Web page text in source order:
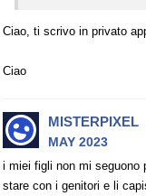
Ciao, ti scrivo in privato
Ciao
MISTERPIXEL
MAY 2023
i miei figli non mi seguono
stare con i genitori e li